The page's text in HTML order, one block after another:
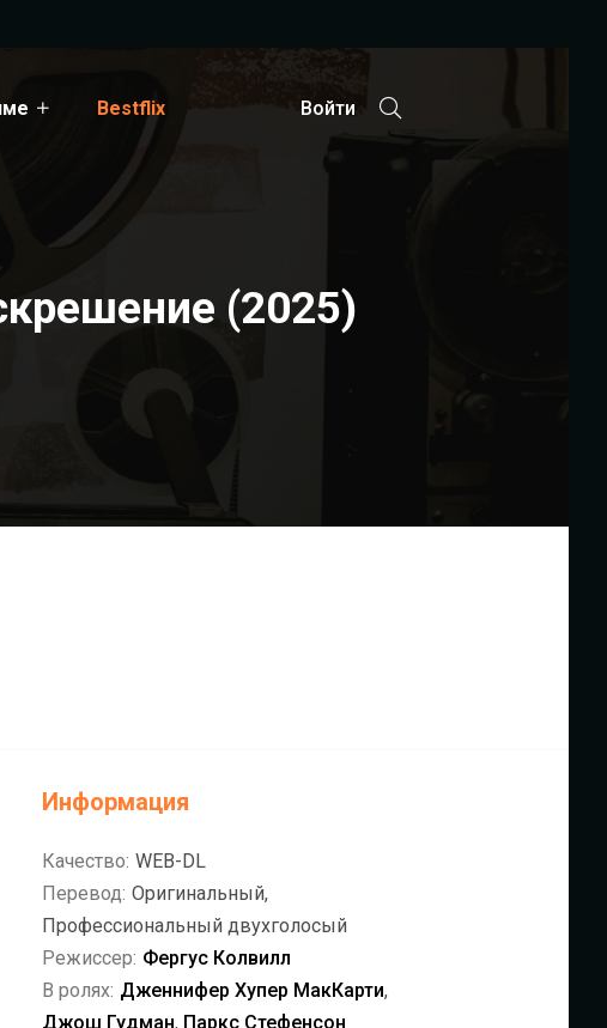
Bestflix Войти
(2025)
Информация
Качество: WEB-DL
Перевод: Оригинальный,
Профессиональный двухголосый
Режиссер: Фергус Колвилл
В ролях: Дженнифер Хупер МакКарти,
Джош Гудман, Паркс Стефенсон